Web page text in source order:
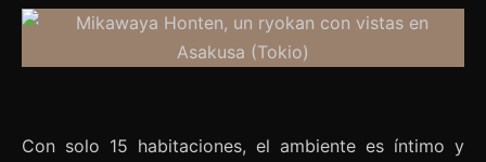
Con solo 15 habitaciones, el ambiente es íntimo y